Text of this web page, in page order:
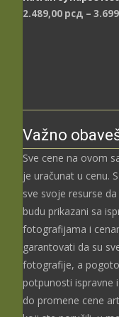
2.489,00 рсд –
Važno
Sve cene na ovom
je uračunat u cenu.
sve svoje resurse
budu prikazani sa
fotografijama i
garantovati da su
fotografije, a
potpunosti ispravne
do promene cene